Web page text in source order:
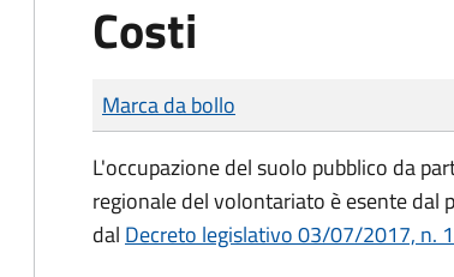
Costi
Tipo di pagamento
Importo
Marca da bollo
L'occupazione del suolo pubblico da
regionale del volontariato è esente dal
dal Decreto legislativo 03/07/2017, n.